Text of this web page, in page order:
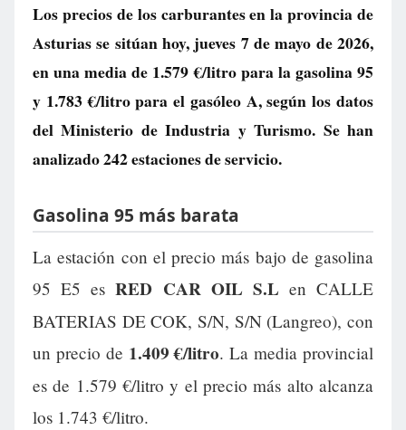
Los precios de los carburantes en la provincia de
Asturias se sitúan hoy, jueves 7 de mayo de 2026,
en una media de 1.579 €/litropara la gasolina 95
y 1.783 €/litropara el gasóleo A, según los datos
del Ministerio de Industria y Turismo. Se han
analizado 242 estaciones de servicio.
Gasolina 95 más barata
La estación con el precio más bajo de gasolina
95 E5 esRED CAR OIL S.L en CALLE
BATERIAS DE COK, S/N, S/N (Langreo), con
un precio de 1.409 €/litro. La media provincial
es de 1.579 €/litro y el precio más alto alcanza
los 1.743 €/litro.